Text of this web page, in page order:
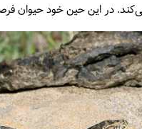
در این حین خود حیوان